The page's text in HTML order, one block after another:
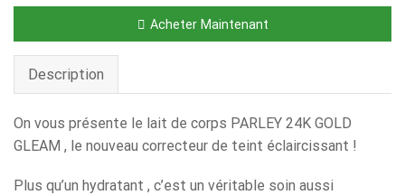
Acheter Maintenant
Description
On vous présente le lait de corps PARLEY 24K GOLD
GLEAM , le nouveau correcteur de teint éclaircissant !
Plus qu’un hydratant , c’est un véritable soin aussi